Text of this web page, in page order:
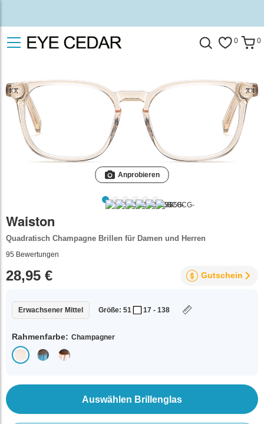
0 0
Anprobieren
Waiston
Quadratisch Champagne Brillen für Damen und Herren
95 Bewertungen
28,95 € Gutschein
Erwachsener Mittel Größe: 51 17 - 138
Rahmenfarbe: Champagner
Auswählen Brillenglas